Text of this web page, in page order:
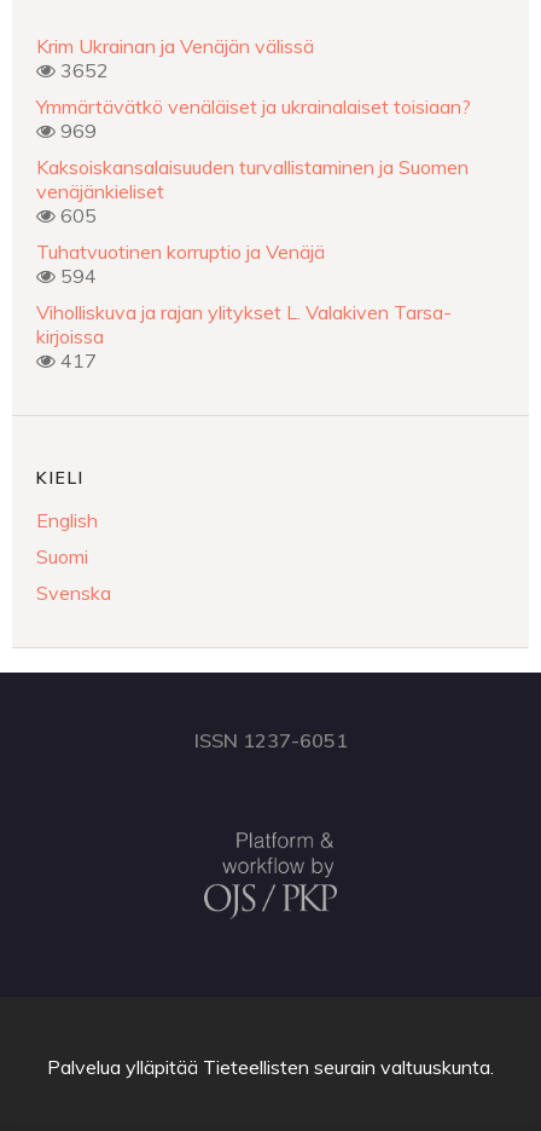
Krim Ukrainan ja Venäjän välissä
3652
Ymmärtävätkö venäläiset ja ukrainalaiset toisiaan?
969
Kaksoiskansalaisuuden turvallistaminen ja Suomen
venäjänkieliset
605
Tuhatvuotinen korruptio ja Venäjä
594
Viholliskuva ja rajan ylitykset L. Valakiven Tarsa-
kirjoissa
417
KIELI
English
Suomi
Svenska
ISSN 1237-6051
Palvelua ylläpitää Tieteellisten seurain valtuuskunta